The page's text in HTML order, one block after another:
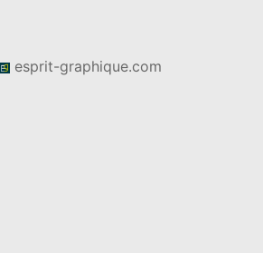
esprit-graphique.com